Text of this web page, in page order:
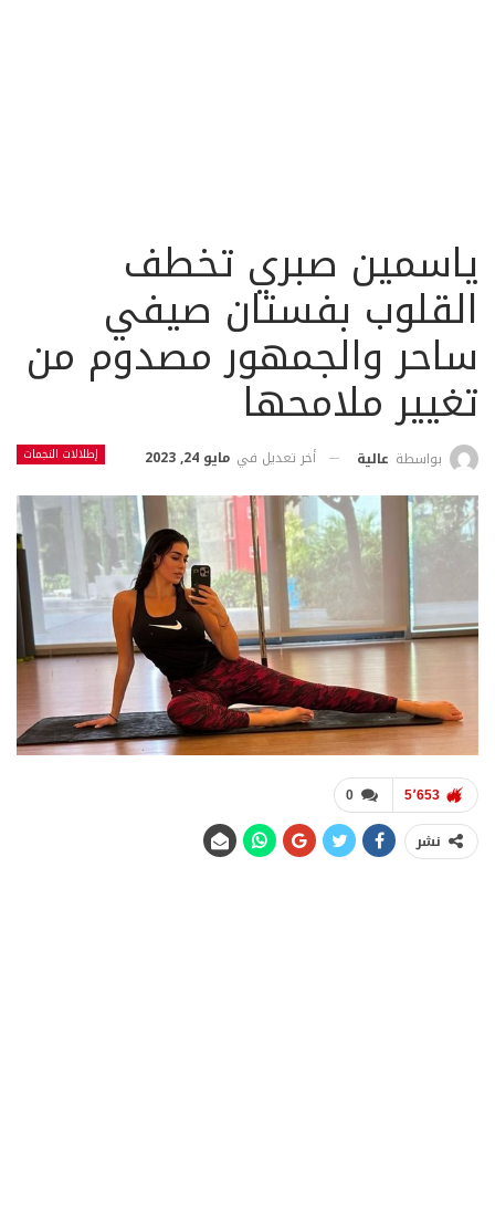
ياسمين صبري تخطف
القلوب بفستان صيفي
ساحر والجمهور مصدوم من
تغيير ملامحها
إطلالات النجمات بواسطة عالية أخر تعديل في مايو 24, 2023
0 5٬653
نشر